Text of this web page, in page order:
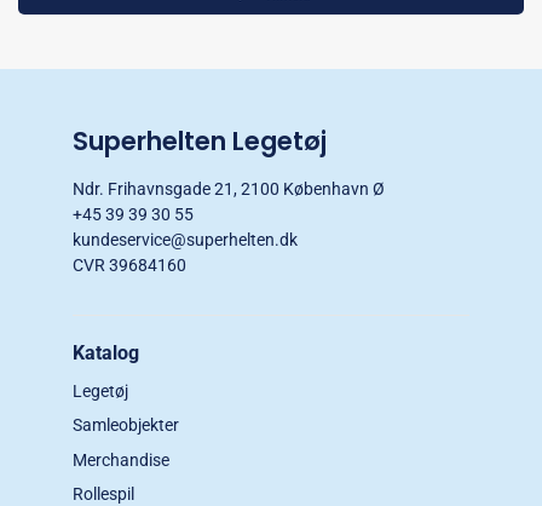
Superhelten Legetøj
Ndr. Frihavnsgade 21, 2100 København Ø
+45 39 39 30 55
kundeservice@superhelten.dk
CVR 39684160
Katalog
Legetøj
Samleobjekter
Merchandise
Rollespil